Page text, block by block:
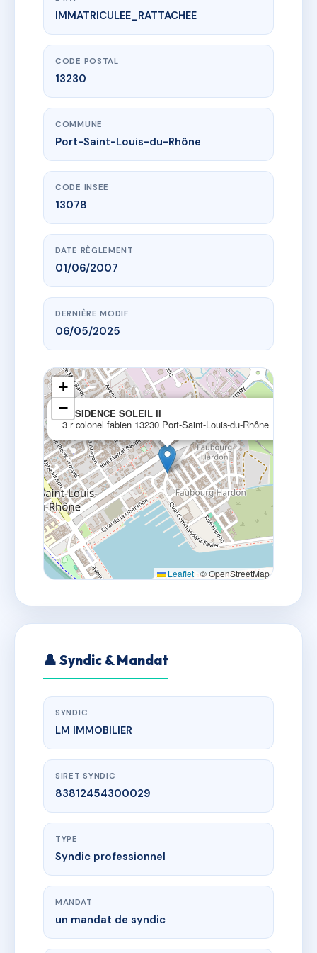
www.vme.plus/AB0866525
RESIDENCE SOLEIL II
3 r colonel fabien13230 Port-Saint-Louis-du-Rhône
IMMATRICULEE_RATTACHEE
CODE POSTAL
13230
COMMUNE
Port-Saint-Louis-du-Rhône
CODE INSEE
13078
DATE RÈGLEMENT
01/06/2007
DERNIÈRE MODIF.
06/05/2025
RESIDENCE SOLEIL II
3 r colonel fabien 13230 Port-Saint-Louis-du-Rhône
+
−
Leaflet | © OpenStreetMap
👤 Syndic & Mandat
SYNDIC
LM IMMOBILIER
SIRET SYNDIC
83812454300029
TYPE
Syndic professionnel
MANDAT
un mandat de syndic